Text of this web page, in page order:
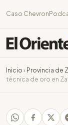
Caso Chevron
Inicio › Provincia de
técnica de oro en